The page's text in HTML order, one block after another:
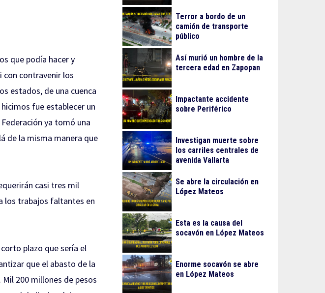
que podía hacer y
con contravenir los
estados, de una cuenca
fue establecer un
ya tomó una
de la misma manera que
casi tres mil
los trabajos faltantes en
plazo que sería el
que el abasto de la
200 millones de pesos
Terror a bordo de un
camión de transporte
público
Así murió un hombre de la
tercera edad en Zapopan
Impactante accidente
sobre Periférico
Investigan muerte sobre
los carriles centrales de
avenida Vallarta
Se abre la circulación en
López Mateos
Esta es la causa del
socavón en López Mateos
Enorme socavón se abre
en López Mateos